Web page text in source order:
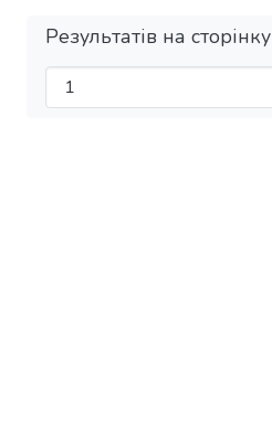
Результатів на сторінку